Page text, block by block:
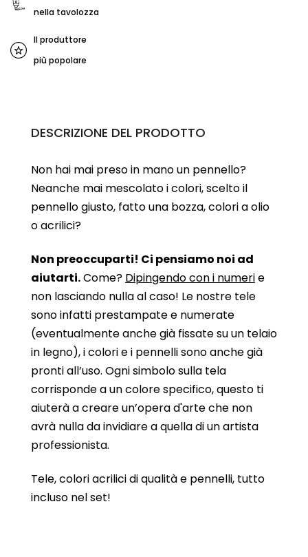
nella tavolozza
Il produttore
più popolare
DESCRIZIONE DEL PRODOTTO
Non hai mai preso in mano un pennello?
Neanche mai mescolato i colori, scelto il
pennello giusto, fatto una bozza, colori a olio
o acrilici?
Non preoccuparti! Ci pensiamo noi ad
aiutarti.Come? Dipingendo con i numerie
non lasciando nulla al caso! Le nostre tele
sono infatti prestampate e numerate
(eventualmente anche già fissate su un telaio
in legno), i colori e i pennelli sono anche già
pronti all’uso. Ogni simbolo sulla tela
corrisponde a un colore specifico, questo ti
aiuterà a creare un’opera d'arte che non
avrà nulla da invidiare a quella di un artista
professionista.
Tele, colori acrilici di qualità e pennelli, tutto
incluso nel set!